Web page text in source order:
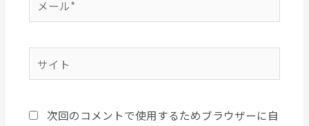
次回のコメントで使用するためブラウザーに自